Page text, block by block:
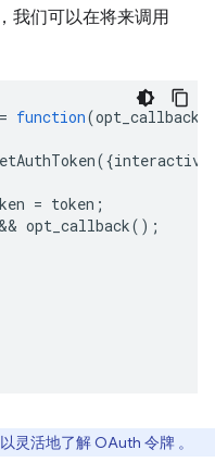
，我们可以在将来调用
= function(opt_callback
({interactive
= token ;
opt_callback();
灵活地了解 OAuth 令牌 。